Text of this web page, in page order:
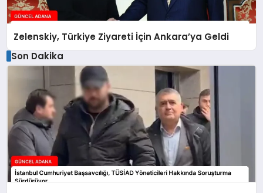
Zelenskiy, Türkiye Ziyareti İçin Ankara’ya Geldi
Son Dakika